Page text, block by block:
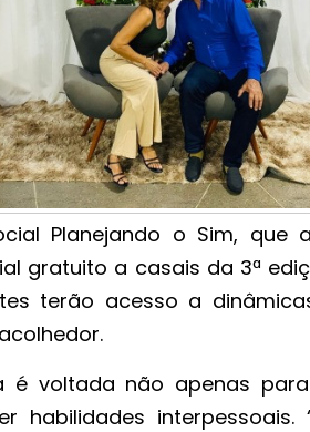
Planejando o Sim, que
gratuito a casais da 3ª
terão acesso a
é voltada não apenas
habilidades